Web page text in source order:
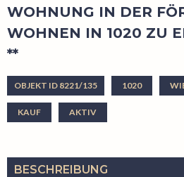
WOHNUNG IN DER
WOHNEN IN 1020 ZU
**
OBJEKT ID 8221/135 1020
KAUF AKTIV
BESCHREIBUNG